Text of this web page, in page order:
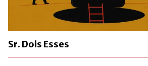
Sr. Dois Esses